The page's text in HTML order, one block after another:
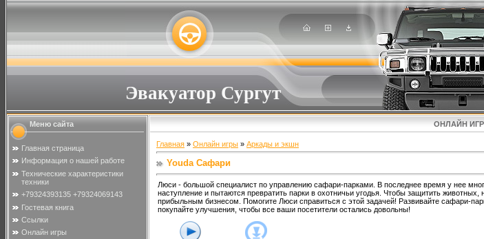
Эвакуатор Сургут
Меню сайта
Главная страница
Информация о нашей работе
Технические характеристики
техники
+79324393135 +79324069143
Гостевая книга
Ссылки
Онлайн игры
ОНЛАЙН
Главная » Онлайн игры » Аркады и экшн
Youda Сафари
Люси - большой специалист по управлению сафари-парками. В последнее время у нее
наступление и пытаются превратить парки в охотничьи угодья. Чтобы защитить
прибыльным бизнесом. Помогите Люси справиться с этой задачей! Развивайте сафари-
покупайте улучшения, чтобы все ваши посетители остались довольны!